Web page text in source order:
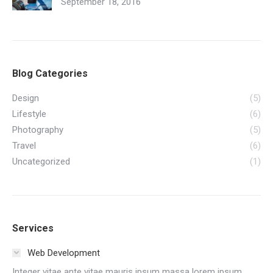
Blog Categories
Design
(5)
Lifestyle
(6)
Photography
(5)
Travel
(6)
Uncategorized
(1)
Services
Web Development